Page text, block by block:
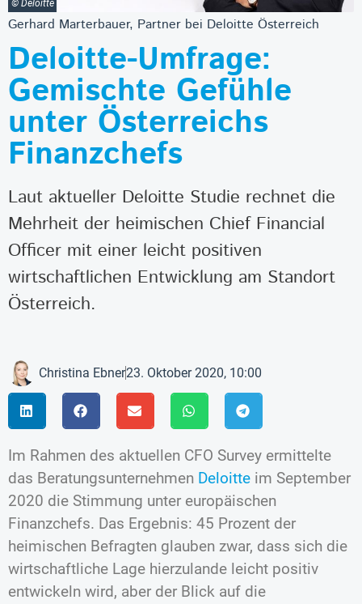
© Deloitte
Gerhard Marterbauer, Partner bei Deloitte Österreich
Deloitte-Umfrage:
Gemischte Gefühle
unter Österreichs
Finanzchefs
Laut aktueller Deloitte Studie rechnet die
Mehrheit der heimischen Chief Financial
Officer mit einer leicht positiven
wirtschaftlichen Entwicklung am Standort
Österreich.
Christina Ebner23. Oktober 2020, 10:00
Im Rahmen des aktuellen CFO Survey ermittelte
das Beratungsunternehmen Deloitte im September
2020 die Stimmung unter europäischen
Finanzchefs. Das Ergebnis: 45 Prozent der
heimischen Befragten glauben zwar, dass sich die
wirtschaftliche Lage hierzulande leicht positiv
entwickeln wird, aber der Blick auf die